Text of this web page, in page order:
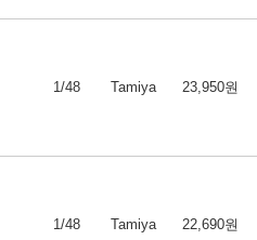
1/48 Tamiya 23,950원
1/48 Tamiya 22,690원